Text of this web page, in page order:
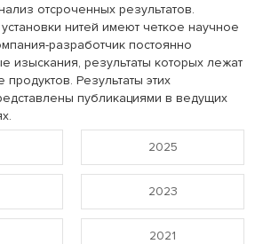
отсроченных результатов.
нитей имеют четкое научное
разработчик постоянно
изыскания, результаты которых лежат
Результаты этих
публикациями в ведущих
2025
2023
2021